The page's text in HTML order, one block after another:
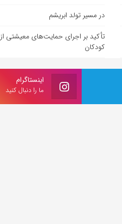
در مسیر تولد ابریشم
تأکید بر اجرای حمایت‌های معیشتی از
کودکان
اینستاگرام
ما را دنبال کنید